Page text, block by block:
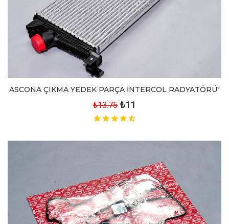
ASCONA ÇIKMA YEDEK PARÇA İNTERCOL RADYATÖRÜ"
₺13.75 ₺11